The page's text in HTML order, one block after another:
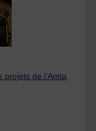
de l’Amta